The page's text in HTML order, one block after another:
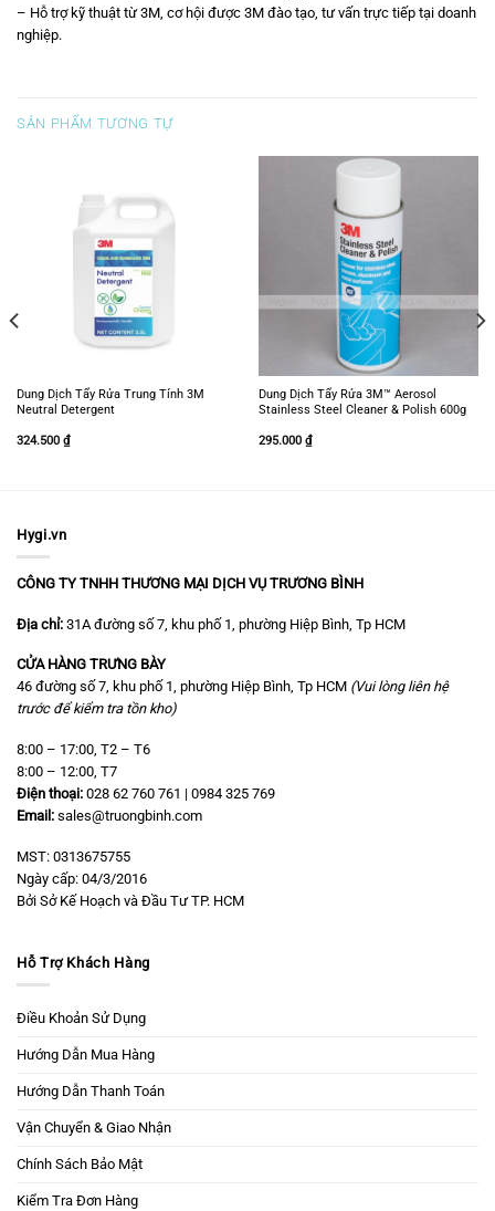
– Hỗ trợ kỹ thuật từ 3M, cơ hội được 3M đào tạo, tư vấn trực tiếp tại doanh
nghiệp.
SẢN PHẨM TƯƠNG TỰ
Dung Dịch Tẩy Rửa Trung Tính 3M
Neutral Detergent
324.500 ₫
Dung Dịch Tẩy Rửa 3M™ Aerosol
Stainless Steel Cleaner & Polish 600g
295.000 ₫
Hygi.vn
CÔNG TY TNHH THƯƠNG MẠI DỊCH VỤ TRƯƠNG BÌNH
Địa chỉ: 31A đường số 7, khu phố 1, phường Hiệp Bình, Tp HCM
CỬA HÀNG TRƯNG BÀY
46 đường số 7, khu phố 1, phường Hiệp Bình, Tp HCM (Vui lòng liên hệ
trước để kiểm tra tồn kho)
8:00 – 17:00, T2 – T6
8:00 – 12:00, T7
Điện thoại: 028 62 760 761 | 0984 325 769
Email: sales@truongbinh.com
MST: 0313675755
Ngày cấp: 04/3/2016
Bởi Sở Kế Hoạch và Đầu Tư TP. HCM
Hỗ Trợ Khách Hàng
Điều Khoản Sử Dụng
Hướng Dẫn Mua Hàng
Hướng Dẫn Thanh Toán
Vận Chuyển & Giao Nhận
Chính Sách Bảo Mật
Kiểm Tra Đơn Hàng